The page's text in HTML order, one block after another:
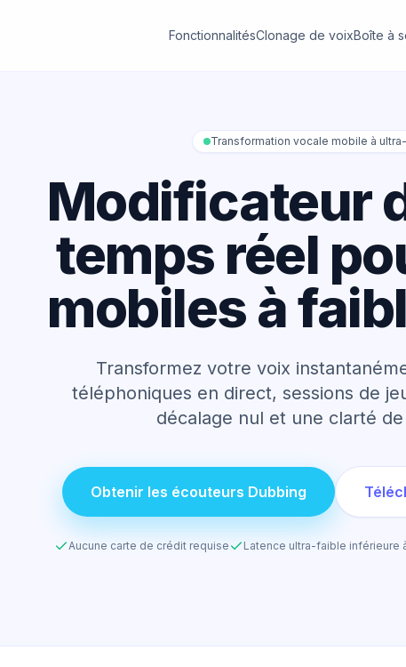
FonctionnalitésClonage de voixBoîte à
Transformation vocale mobile à
Modificateur
temps réel
mobiles à
Transformez votre voix
téléphoniques en direct, sessions de
décalage nul et une clarté
Obtenir les écouteurs Dubbing
Aucune carte de crédit requise Latence ultra-faible inférieure